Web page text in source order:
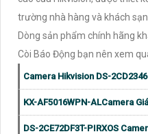
trường nhà hàng và khách sạn.
Dòng sản phẩm chính hãng
Còi Báo Động bạn nên xem
Camera Hikvision DS-
KX-AF5016WPN-ALCamera
DS-2CE72DF3T-PIRXOS